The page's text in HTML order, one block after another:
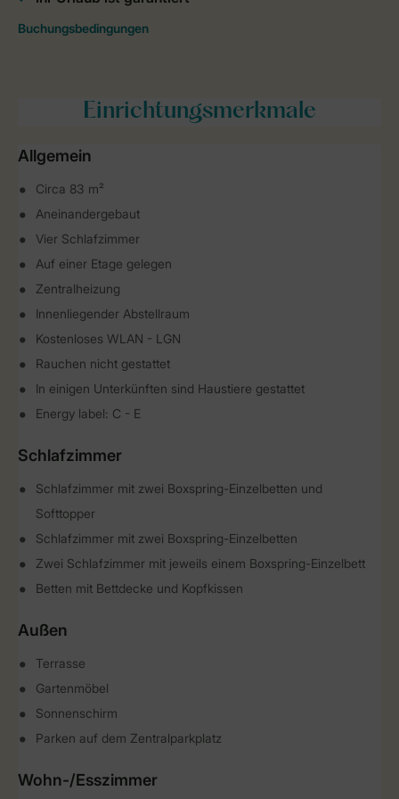
Einrichtungsmerkmale
Allgemein
Circa 83 m²
Aneinandergebaut
Vier Schlafzimmer
Auf einer Etage gelegen
Zentralheizung
Innenliegender Abstellraum
Kostenloses WLAN - LGN
Rauchen nicht gestattet
In einigen Unterkünften sind Haustiere gestattet
Energy label: C - E
Schlafzimmer
Schlafzimmer mit zwei Boxspring-Einzelbetten und
Softtopper
Schlafzimmer mit zwei Boxspring-Einzelbetten
Zwei Schlafzimmer mit jeweils einem Boxspring-Einzelbett
Betten mit Bettdecke und Kopfkissen
Außen
Terrasse
Gartenmöbel
Sonnenschirm
Parken auf dem Zentralparkplatz
Wohn-/Esszimmer